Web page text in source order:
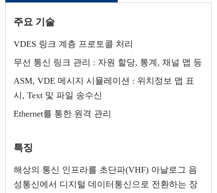
주요 기술
VDES 링크 계층 프로토콜 처리
무선 통신 링크 관리 : 자원 할당, 통계, 채널 맵 등
ASM, VDE 메시지 시뮬레이션 : 위치정보 맵 표
시, Text 및 파일 송수신
Ethernet를 통한 원격 관리
특징
해상의 통신 인프라를 초단파(VHF) 아날로그 음
성통신에서 디지털 데이터통신으로 전환하는 장